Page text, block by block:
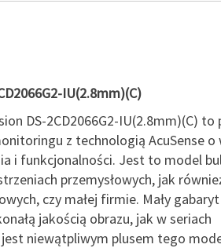
IU(2.8mm)(C)
DS-2CD2066G2-IU(2.8mm)(C)
z technologią AcuSense o
i funkcjonalności. Jest to model
przemysłowych, jak
czy małej firmie. Mały
jakością obrazu, jak w seriach
jest niewątpliwym plusem tego